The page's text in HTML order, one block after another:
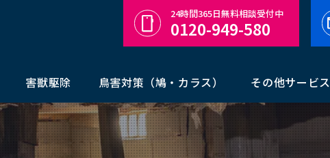
害獣駆除 鳥害対策（鳩・カラス） その他サービス
24時間365日無料相談受付中
0120-949-580